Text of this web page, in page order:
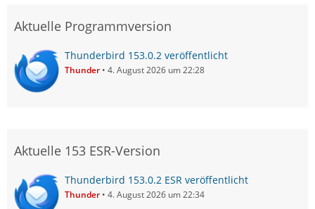
Aktuelle Programmversion
Thunderbird 153.0.2 veröffentlicht
Thunder 4. August 2026 um 22:28
Aktuelle 153 ESR-Version
Thunderbird 153.0.2 ESR veröffentlicht
Thunder 4. August 2026 um 22:34